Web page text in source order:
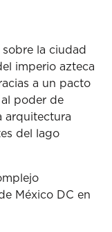
la ciudad
imperio azteca
a un pacto
poder de
arquitectura
del lago
México DC en